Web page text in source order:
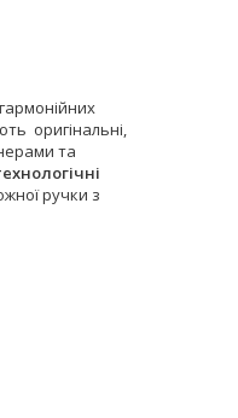
оригінальні,
та
ручки з